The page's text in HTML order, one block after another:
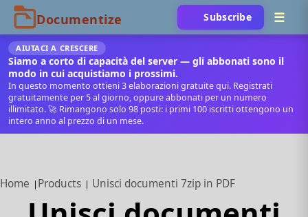
Subscribe
AIUTACI A CRESCERE
Siamo a corto di capacità del server — gli abbonati sono il
modo in cui acquistiamo i prossimi.
In questo momento ottieni 3 elaborazioni gratuite qui. Registrati
gratuitamente per 5 al giorno, oppure abbonati per un numero
illimitato. 🚀 Rimangono solo 98 posti: i primi 100 iscritti ottengono un
intero anno al prezzo di un mese.
Home Products Unisci documenti 7zip in PDF